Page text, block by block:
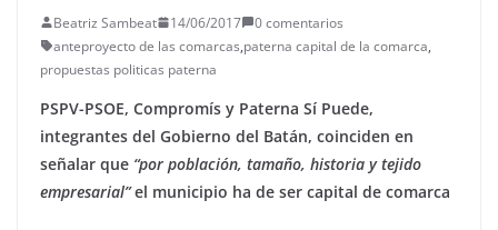
Beatriz Sambeat 14/06/2017
0 comentarios
anteproyecto de las comarcas,paterna capital de la comarca,
propuestas politicas paterna
PSPV-PSOE, Compromís y Paterna Sí Puede,
integrantes del Gobierno del Batán, coinciden en
señalar que “por población, tamaño, historia y tejido
empresarial”el municipio ha de ser capital de comarca